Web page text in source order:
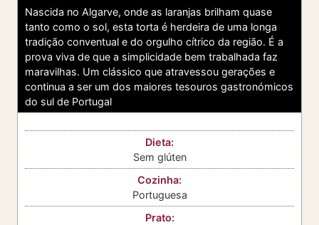
Nascida no Algarve, onde as laranjas brilham quase
tanto como o sol, esta torta é herdeira de uma longa
tradição conventual e do orgulho cítrico da região. É a
prova viva de que a simplicidade bem trabalhada faz
maravilhas. Um clássico que atravessou gerações e
continua a ser um dos maiores tesouros gastronómicos
do sul de Portugal
Dieta:
Sem glúten
Cozinha:
Portuguesa
Prato: